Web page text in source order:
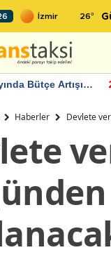
26°
Bütçe Artışı
Haberler Devlete